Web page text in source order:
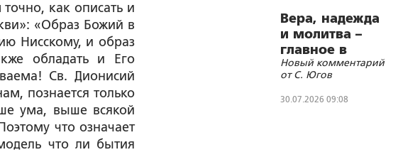
как описать и
«Образ Божий в
Нисскому, и образ
обладать и Его
Св. Дионисий
познается только
ума, выше всякой
что означает
что ли бытия
Вера, надежда
и молитва –
главное в
лечении
любых
инфекционных
Новый комментарий
от С. Югов
30.07.2026 09:08